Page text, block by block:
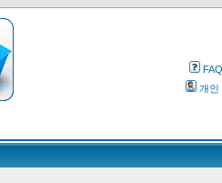
FAQ
개인